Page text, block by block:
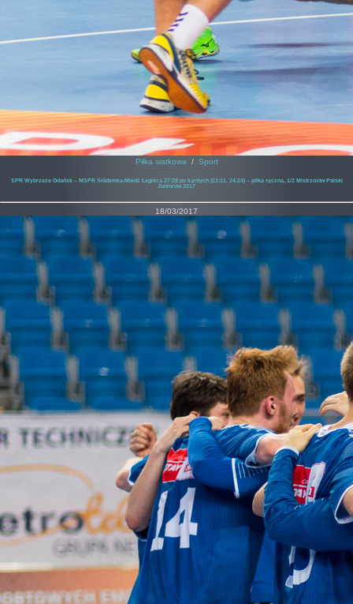
Piłka siatkowa / Sport
SPR Wybrzeże Gdańsk – MSPR Siódemka-Miedź Legnica 27:28 po karnych (13:11, 24:24) – piłka ręczna, 1/2 Mistrzostw Polski
Juniorów 2017
18/03/2017